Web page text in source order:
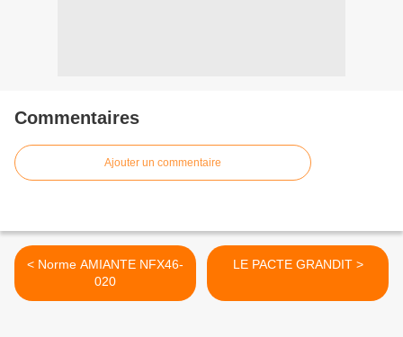
Commentaires
Ajouter un commentaire
< Norme AMIANTE NFX46-
020
LE PACTE GRANDIT >